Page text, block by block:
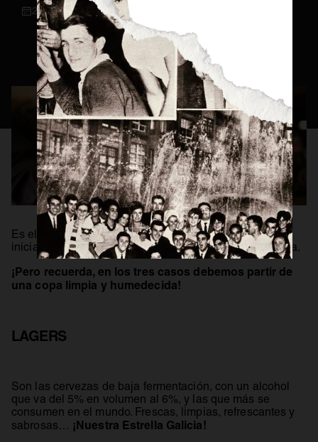
Consejos Cerveceros
Servicio Perfecto
Historia
Actualidad
Materias Primas
Estilos de Cerveza
Elaboración
Maridaje
BEER MASTER
23 / 05 / 2020
Es el momento de aprender a servir la cerveza. Como
iniciación, veremos el servicio de tres clases de cerveza.
¡Pero recuerda, en los tres casos debemos partir de
una copa limpia y humedecida!
LAGERS
Son las cervezas de baja fermentación, con un alcohol
que va del 5% en volumen al 6%, y las que más se
consumen en el mundo. Frescas, limpias, refrescantes y
sabrosas… ¡Nuestra Estrella Galicia!